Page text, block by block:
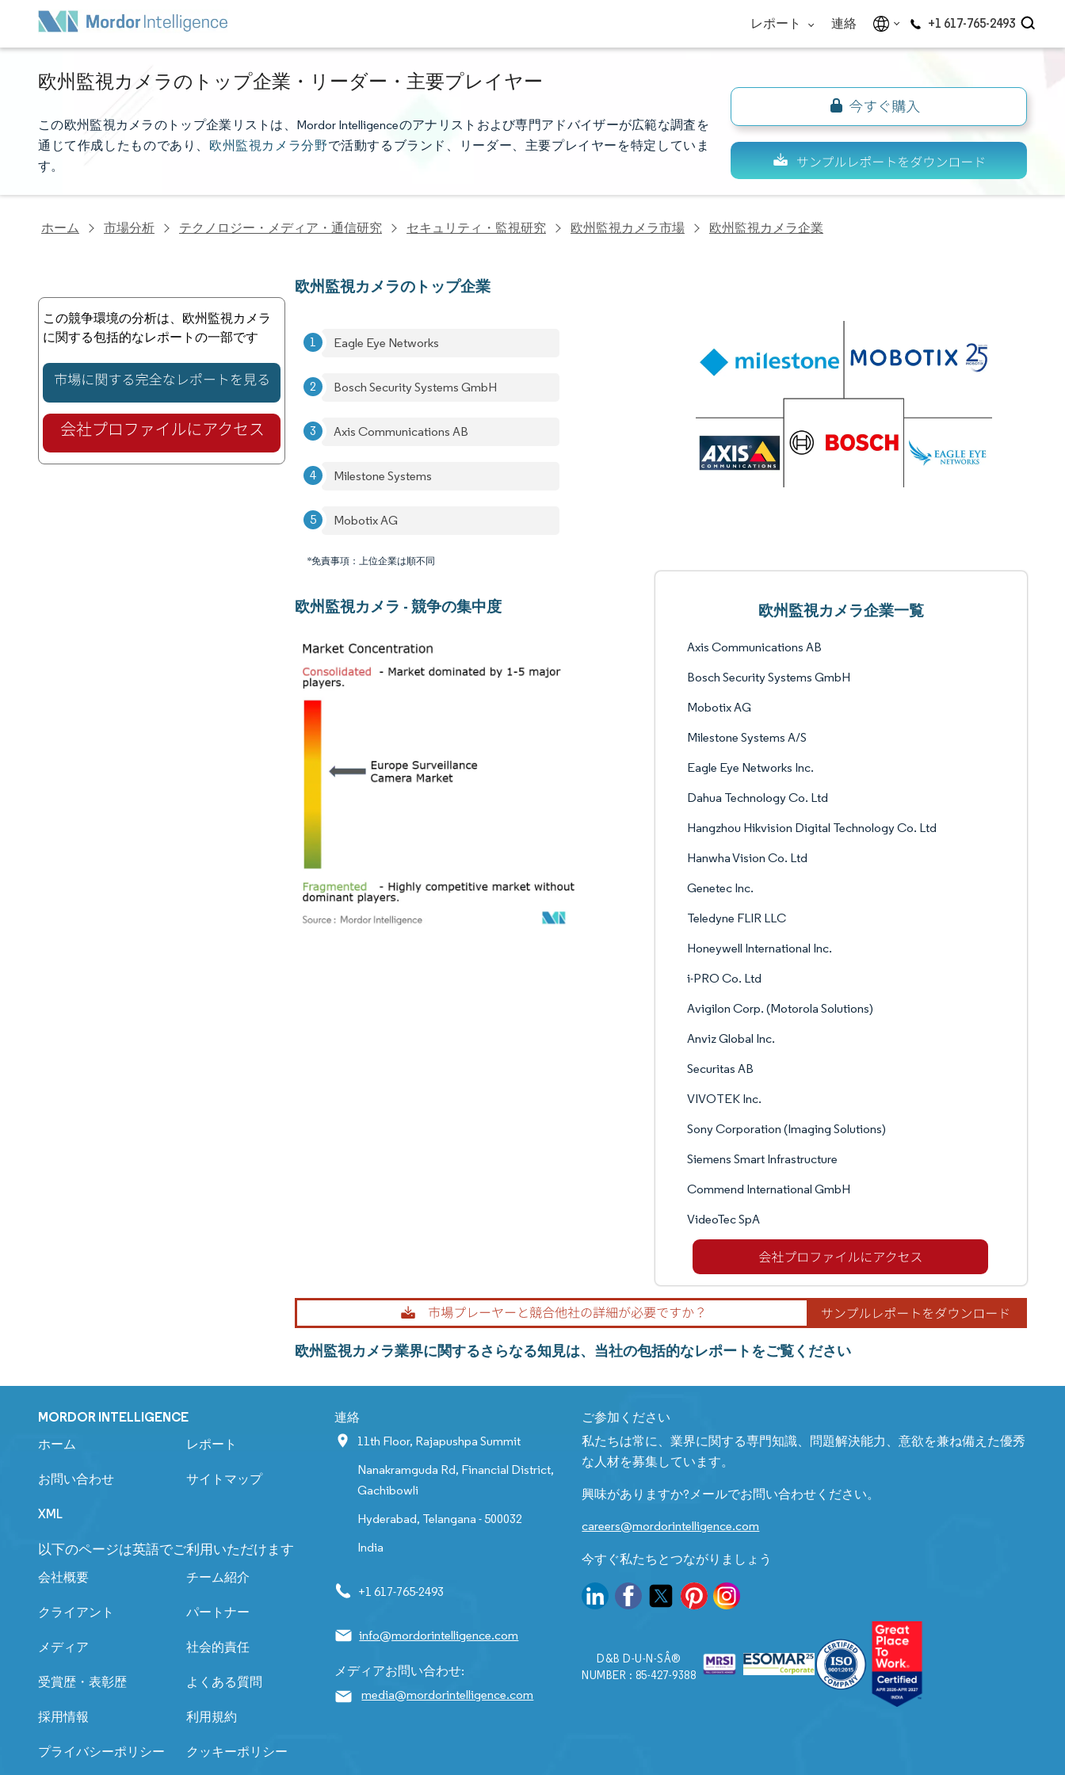
レポート 連絡 +1 617-765-2493
欧州監視カメラのトップ企業・リーダー・主要プレイヤー
この欧州監視カメラのトップ企業リストは、Mordor Intelligenceのアナリストおよび専門アドバイザーが広範な調査を
通じて作成したものであり、 欧州監視カメラ分野で活動するブランド、リーダー、主要プレイヤーを特定していま
す。
ホーム 市場分析 テクノロジー・メディア・通信研究 セキュリティ・監視研究 欧州監視カメラ市場 欧州監視カメラ企業
この競争環境の分析は、欧州監視カメラ
に関する包括的なレポートの一部です
欧州監視カメラのトップ企業
Eagle Eye Networks
Bosch Security Systems GmbH
Axis Communications AB
Milestone Systems
Mobotix AG
*免責事項：上位企業は順不同
欧州監視カメラ - 競争の集中度 欧州監視カメラ企業一覧
Axis Communications AB
Bosch Security Systems GmbH
Mobotix AG
Milestone Systems A/S
Eagle Eye Networks Inc.
Dahua Technology Co. Ltd
Hangzhou Hikvision Digital Technology Co. Ltd
Hanwha Vision Co. Ltd
Genetec Inc.
Teledyne FLIR LLC
Honeywell International Inc.
i-PRO Co. Ltd
Avigilon Corp. (Motorola Solutions)
Anviz Global Inc.
Securitas AB
VIVOTEK Inc.
Sony Corporation (Imaging Solutions)
Siemens Smart Infrastructure
Commend International GmbH
VideoTec SpA
欧州監視カメラ業界に関するさらなる知見は、当社の包括的なレポートをご覧ください
MORDOR INTELLIGENCE
ホーム レポート
お問い合わせ サイトマップ
XML
以下のページは英語でご利用いただけます
会社概要 チーム紹介
クライアント パートナー
メディア 社会的責任
受賞歴・表彰歴 よくある質問
採用情報 利用規約
プライバシーポリシー クッキーポリシー
連絡
11th Floor, Rajapushpa Summit
Nanakramguda Rd, Financial District,
Gachibowli
Hyderabad, Telangana - 500032
India
+1 617-765-2493
info@mordorintelligence.com
メディアお問い合わせ:
media@mordorintelligence.com
ご参加ください
私たちは常に、業界に関する専門知識、問題解決能力、意欲を兼ね備えた優秀
な人材を募集しています。
興味がありますか?メールでお問い合わせください。
careers@mordorintelligence.com
今すぐ私たちとつながりましょう
D&B D-U-N-SÂ®
NUMBER : 85-427-9388